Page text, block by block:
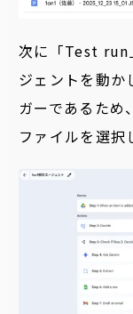
次に「Test run
ジェントを動か
ガーであるため、
ファイルを選択